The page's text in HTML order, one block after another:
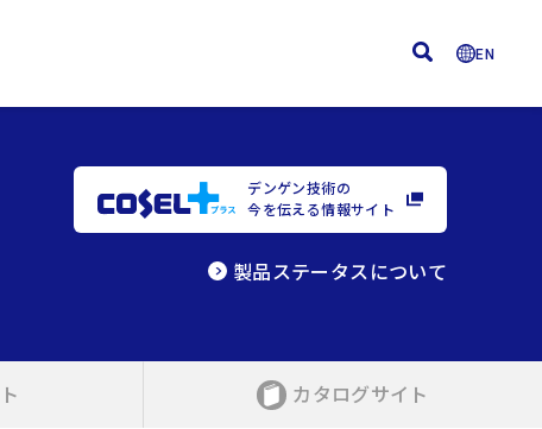
EN
デンゲン技術の
今を伝える情報サイト
製品ステータスについて
カタログサイト